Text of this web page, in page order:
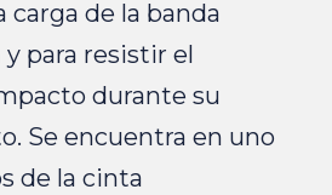
carga de la banda
y para resistir el
durante su
Se encuentra en uno
de la cinta